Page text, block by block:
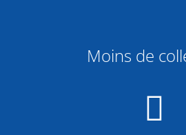
Moins de
